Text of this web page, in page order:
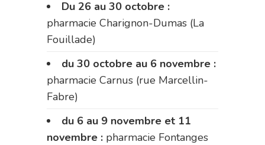
Du 26 au 30 octobre :
pharmacie Charignon-Dumas (La
Fouillade)
du 30 octobre au 6 novembre :
pharmacie Carnus (rue Marcellin-
Fabre)
du 6 au 9 novembre et 11
novembre : pharmacie Fontanges